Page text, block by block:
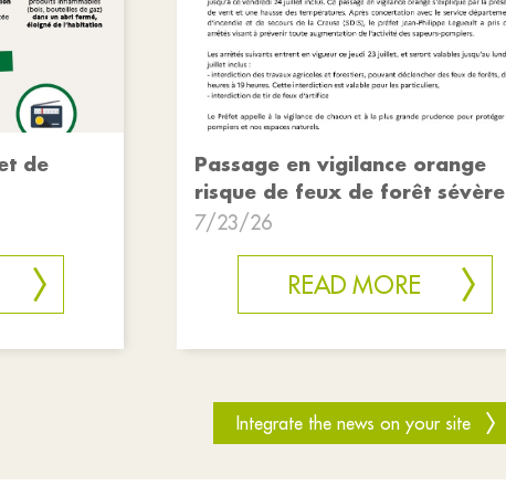
de
Passage en vigilance orange
risque de feux de forêt sévère
7/23/26
READ MORE
Integrate the news on your site